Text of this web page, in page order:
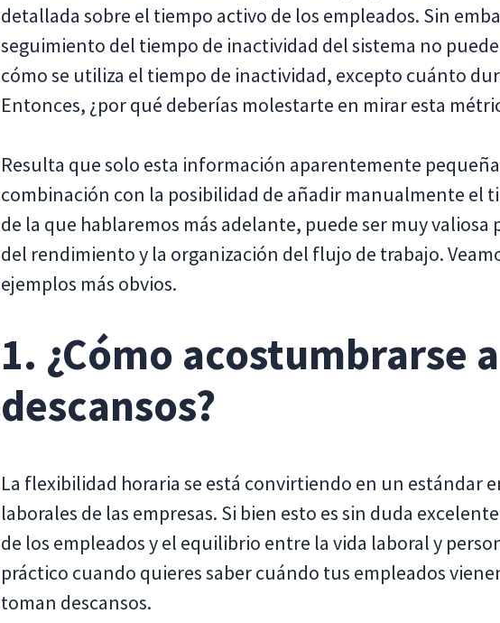
detallada sobre el tiempo activo de los empleados. Sin
seguimiento del tiempo de inactividad del sistema no
cómo se utiliza el tiempo de inactividad, excepto cuánto
Entonces, ¿por qué deberías molestarte en mirar esta
Resulta que solo esta información aparentemente
combinación con la posibilidad de añadir manualmente el
de la que hablaremos más adelante, puede ser muy valiosa
del rendimiento y la organización del flujo de trabajo.
ejemplos más obvios.
1. ¿Cómo acostumbrarse
descansos?
La flexibilidad horaria se está convirtiendo en un estándar
laborales de las empresas. Si bien esto es sin duda
de los empleados y el equilibrio entre la vida laboral y
práctico cuando quieres saber cuándo tus empleados
toman descansos.